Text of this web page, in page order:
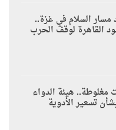
مسار السلام في غزة..
القاهرة لوقف الحرب
مغلوطة.. هيئة الدواء
تسعير الأدوية